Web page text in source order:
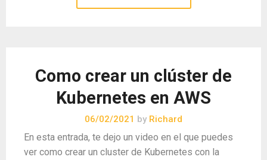
Como crear un clúster de
Kubernetes en AWS
06/02/2021 by Richard
En esta entrada, te dejo un video en el que puedes
ver como crear un cluster de Kubernetes con la